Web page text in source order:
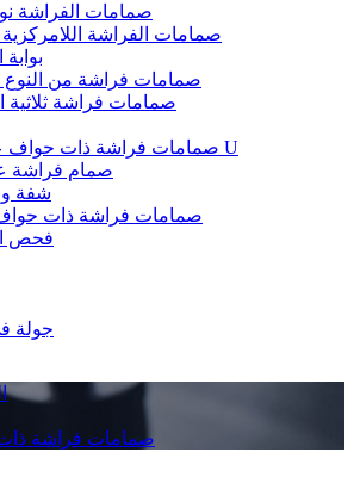
صمامات الفراشة
صمامات الفراشة
صمامات فراشة من النوع
صمامات فراشة ثلاثية
صمامات فراشة ذات حواف على شكل U
صمام فراشة
شفة
صمامات فراشة ذات
فحص
جولة
صمامات فراشة